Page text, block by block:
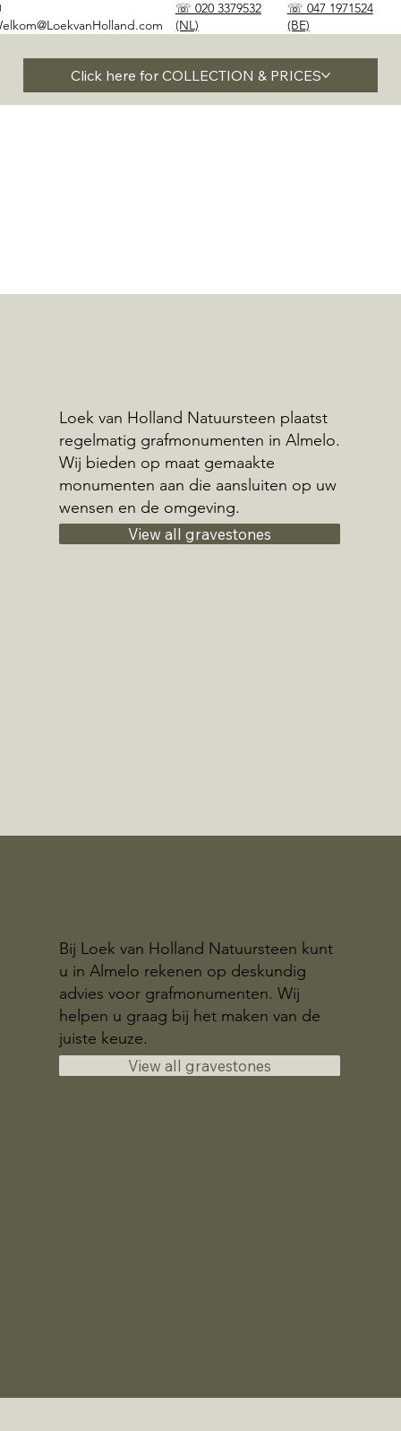
☏ 020 3379532
(NL)
☏ 047 1971524
(BE)
Click here for COLLECTION & PRICES
Loek van Holland Natuursteen plaatst
regelmatig grafmonumenten in Almelo.
Wij bieden op maat gemaakte
monumenten aan die aansluiten op uw
wensen en de omgeving.
View all gravestones
Bij Loek van Holland Natuursteen kunt
u in Almelo rekenen op deskundig
advies voor grafmonumenten. Wij
helpen u graag bij het maken van de
juiste keuze.
View all gravestones